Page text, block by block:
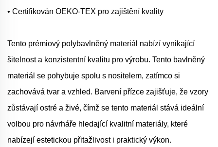
• Certifikován OEKO-TEX pro zajištění kvality
Tento prémiový polybavlněný materiál nabízí vynikající
šitelnost a konzistentní kvalitu pro výrobu. Tento bavlněný
materiál se pohybuje spolu s nositelem, zatímco si
zachovává tvar a vzhled. Barvení přízce zajišťuje, že vzory
zůstávají ostré a živé, čímž se tento materiál stává ideální
volbou pro návrháře hledající kvalitní materiály, které
nabízejí estetickou přitažlivost i praktický výkon.